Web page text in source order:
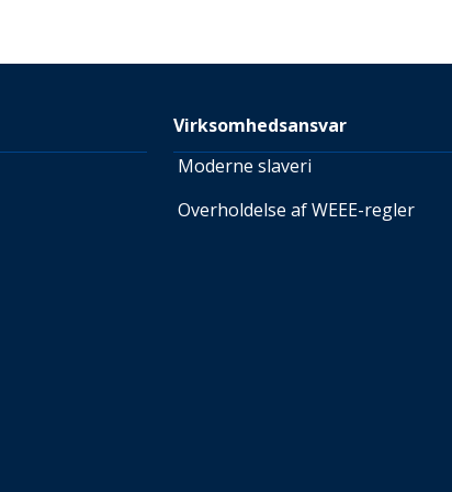
Virksomhedsansvar
Moderne slaveri
Overholdelse af WEEE-regler